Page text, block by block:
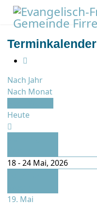
Terminkalender
Nach Jahr
Nach Monat
Heute
18 - 24 Mai, 2026
19. Mai